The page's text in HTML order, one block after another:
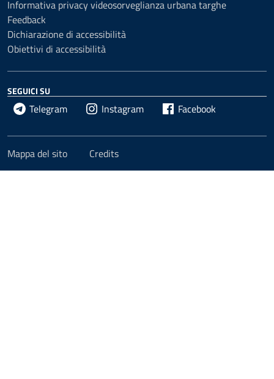
Informativa privacy videosorveglianza urbana targhe
Feedback
Dichiarazione di accessibilità
Obiettivi di accessibilità
SEGUICI SU
Telegram Instagram Facebook
Mappa del sito Credits